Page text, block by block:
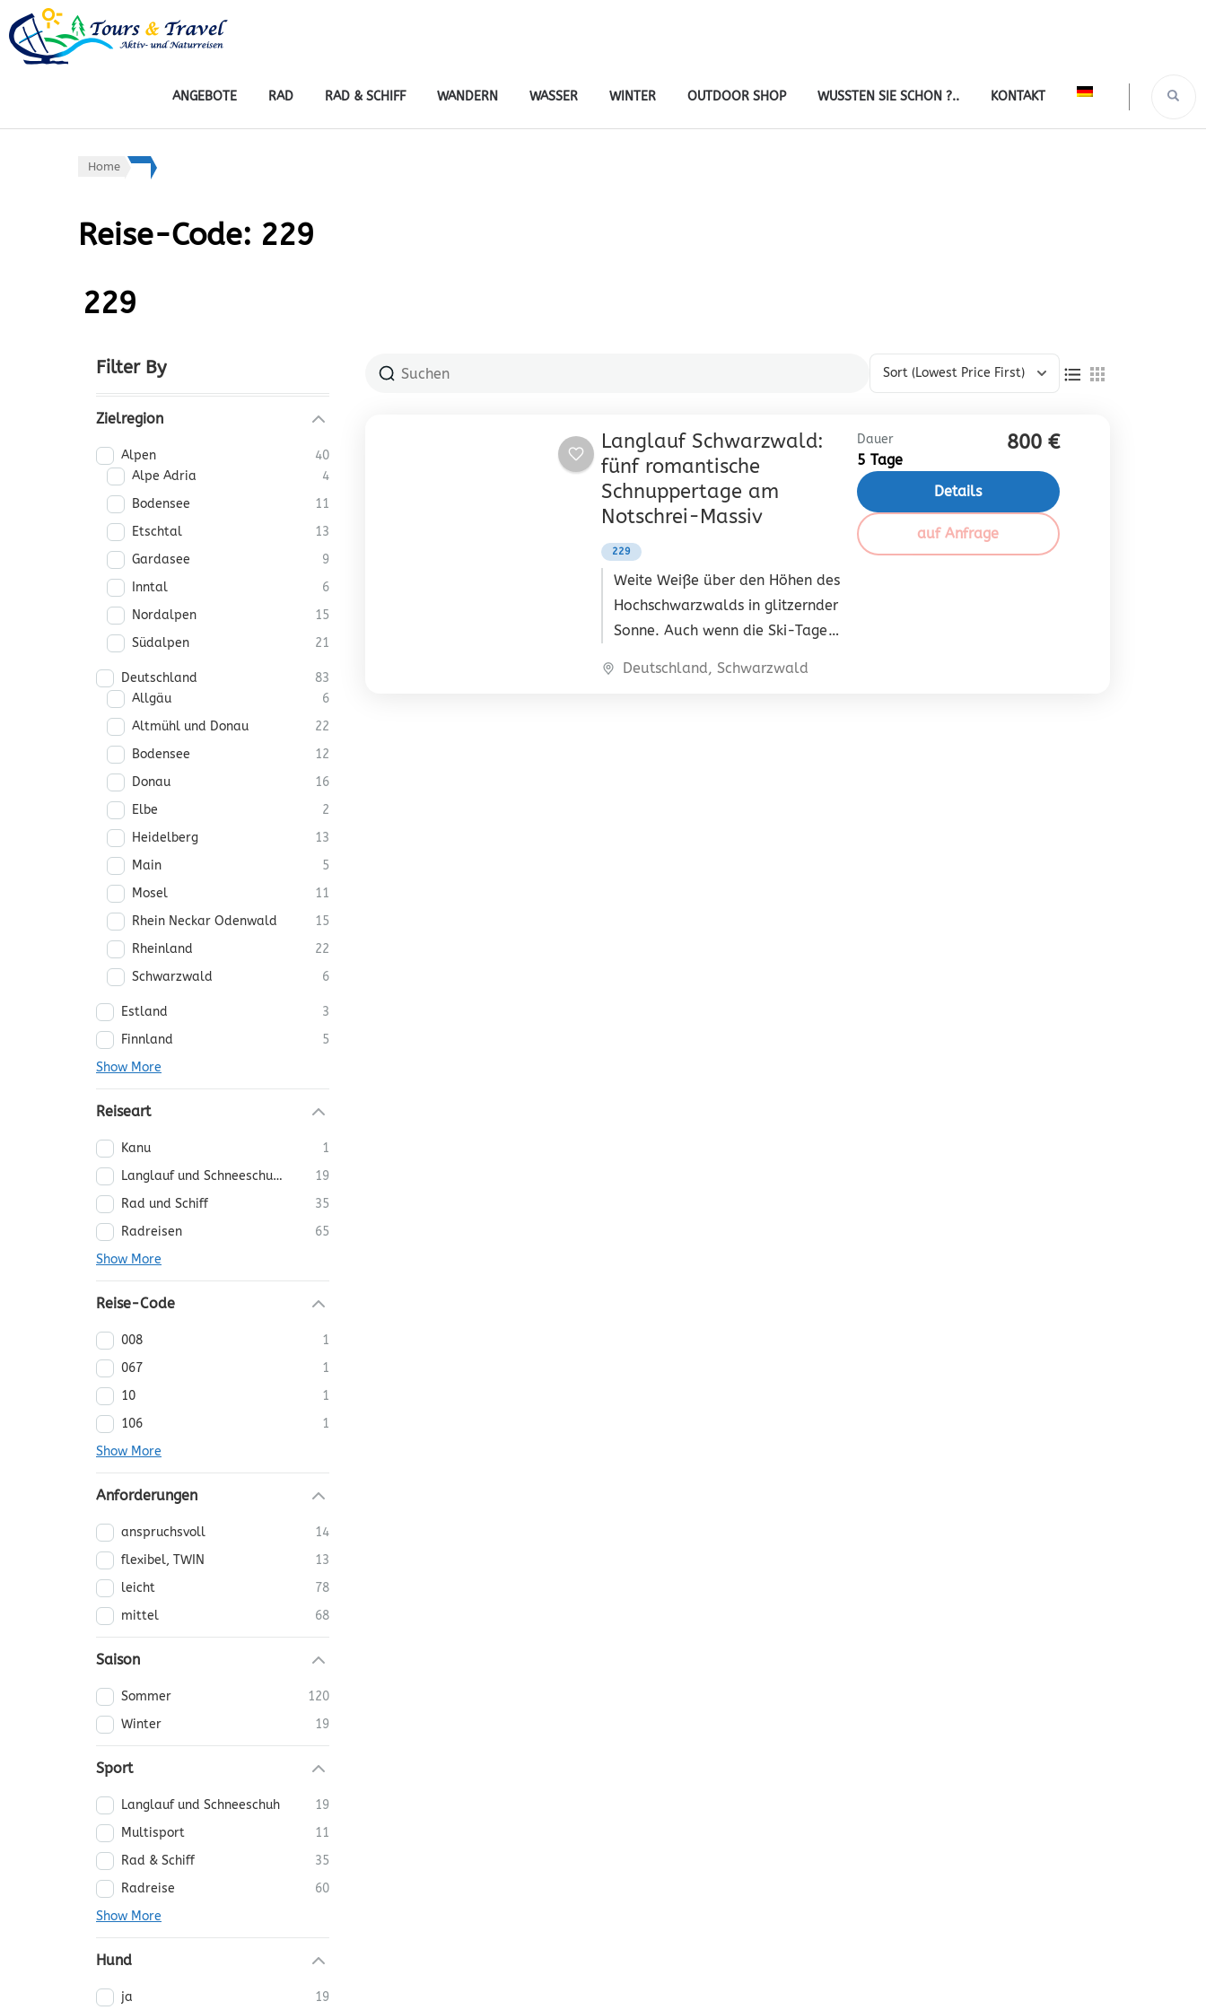
ANGEBOTE RAD RAD & SCHIFF WANDERN WASSER WINTER OUTDOOR SHOP WUSSTEN SIE SCHON ?.. KONTAKT
Home
Reise-Code: 229
229
Filter By
Zielregion
Alpen
40
Alpe Adria
4
Bodensee
11
Etschtal
13
Gardasee
9
Inntal
6
Nordalpen
15
Südalpen
21
Deutschland
83
Allgäu
6
Altmühl und Donau
22
Bodensee
12
Donau
16
Elbe
2
Heidelberg
13
Main
5
Mosel
11
Rhein Neckar Odenwald
15
Rheinland
22
Schwarzwald
6
Estland
3
Finnland
5
Show More
Reiseart
Kanu
1
Langlauf und Schneeschuh Reisen
19
Rad und Schiff
35
Radreisen
65
Show More
Reise-Code
008
1
067
1
10
1
106
1
Show More
Anforderungen
anspruchsvoll
14
flexibel, TWIN
13
leicht
78
mittel
68
Saison
Sommer
120
Winter
19
Sport
Langlauf und Schneeschuh
19
Multisport
11
Rad & Schiff
35
Radreise
60
Show More
Hund
ja 19
Sort (Lowest Price First)
Langlauf Schwarzwald:
fünf romantische
Schnuppertage am
Notschrei-Massiv
229
Weite Weiße über den Höhen des
Hochschwarzwalds in glitzernder
Sonne. Auch wenn die Ski-Tage
so ist er doch wunderschön, der
Deutschland,Schwarzwald
Dauer
5 Tage
800 €
Details
auf Anfrage